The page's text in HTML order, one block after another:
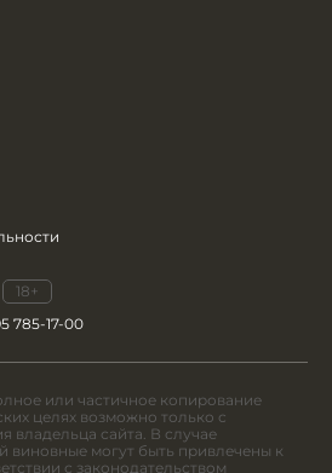
18+
785-17-00
или частичное копирование
целях возможно только с
владельца сайта. В случае
могут быть привлечены к
с законодательством